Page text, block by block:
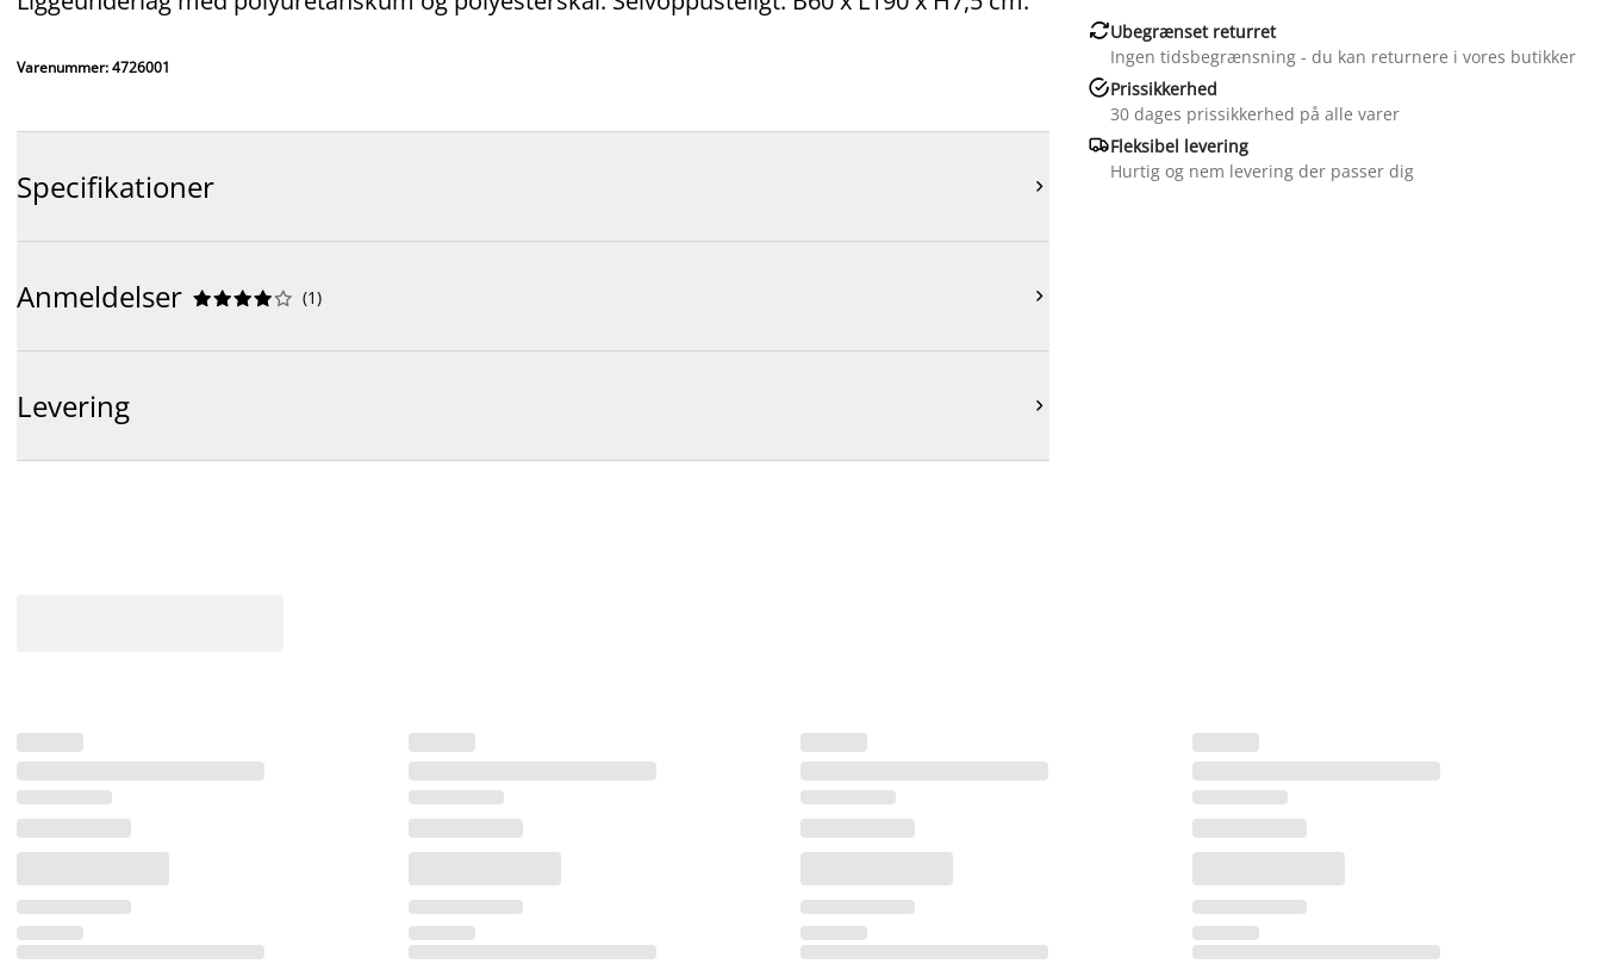
Varenummer: 4726001
Specifikationer 
Anmeldelser 




 (1) 
Levering 
Ubegrænset returret
Ingen tidsbegrænsning - du kan returnere i vores butikker
Prissikkerhed
30 dages prissikkerhed på alle varer
Fleksibel levering
Hurtig og nem levering der passer dig